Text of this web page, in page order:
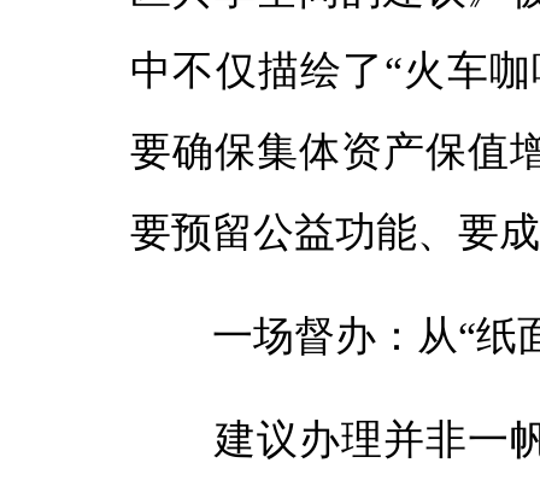
中不仅描绘了“火车
要确保集体资产保值
要预留公益功能、要
一场督办：从“纸
建议办理并非一帆